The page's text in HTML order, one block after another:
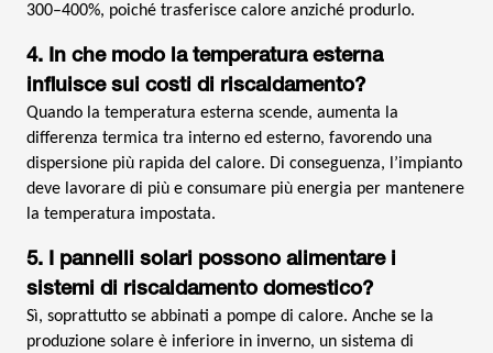
300–400%, poiché trasferisce calore anziché produrlo.
4. In che modo la temperatura esterna
influisce sui costi di riscaldamento?
Quando la temperatura esterna scende, aumenta la
differenza termica tra interno ed esterno, favorendo una
dispersione più rapida del calore. Di conseguenza, l’impianto
deve lavorare di più e consumare più energia per mantenere
la temperatura impostata.
5. I pannelli solari possono alimentare i
sistemi di riscaldamento domestico?
Sì, soprattutto se abbinati a pompe di calore. Anche se la
produzione solare è inferiore in inverno, un sistema di